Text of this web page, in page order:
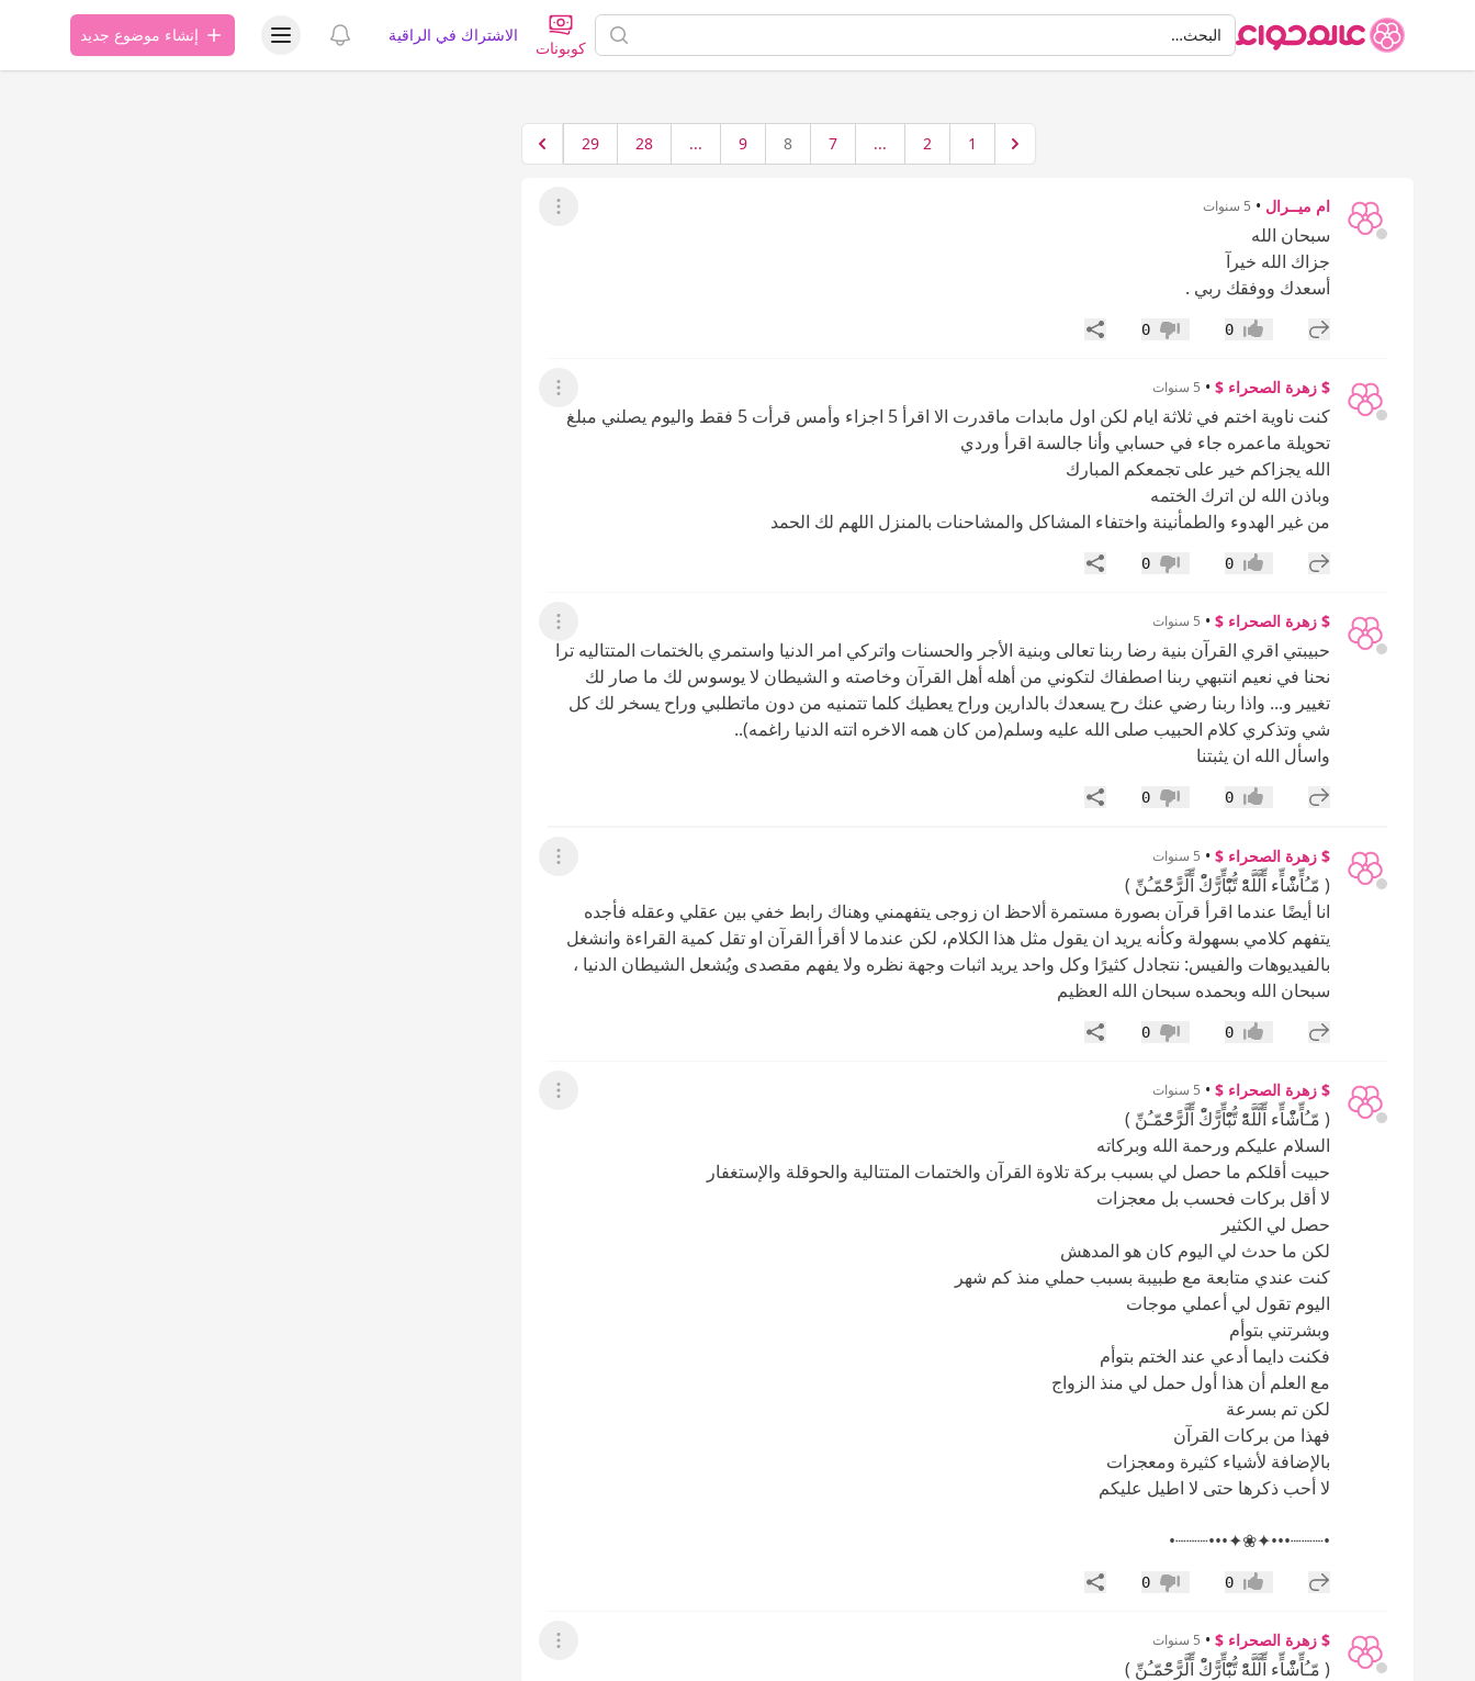
البحثالبحث…
كوبونات
الاشتراك في الراقية عرض الإشعاراتعرض قائمة المستخدمإنشاء موضوع جديد
1
2
...
7
8
9
...
28
29
ام ميــرال • 5 سنوات عرض القائمة
سبحان الله
جزاك الله خيرآ
أسعدك ووفقك ربي .
إضافة رد جديد
إعجاب0 عدم إعجاب
0 مشاركة
$ زهرة الصحراء $ • 5 سنوات عرض القائمة
كنت ناوية اختم في ثلاثة ايام لكن اول مابدات ماقدرت الا اقرأ 5 اجزاء وأمس قرأت 5 فقط واليوم يصلني مبلغ
تحويلة ماعمره جاء في حسابي وأنا جالسة اقرأ وردي
الله يجزاكم خير على تجمعكم المبارك
وباذن الله لن اترك الختمه
من غير الهدوء والطمأنينة واختفاء المشاكل والمشاحنات بالمنزل اللهم لك الحمد
إضافة رد جديد
إعجاب0 عدم إعجاب
0 مشاركة
$ زهرة الصحراء $ • 5 سنوات عرض القائمة
حبيبتي اقري القرآن بنية رضا ربنا تعالى وبنية الأجر والحسنات واتركي امر الدنيا واستمري بالختمات المتتاليه ترا
نحنا في نعيم انتبهي ربنا اصطفاك لتكوني من أهله أهل القرآن وخاصته و الشيطان لا يوسوس لك ما صار لك
تغيير و... واذا ربنا رضي عنك رح يسعدك بالدارين وراح يعطيك كلما تتمنيه من دون ماتطلبي وراح يسخر لك كل
شي وتذكري كلام الحبيب صلى الله عليه وسلم(من كان همه الاخره اتته الدنيا راغمه)..
واسأل الله ان يثبتنا
إضافة رد جديد
إعجاب0 عدم إعجاب
0 مشاركة
$ زهرة الصحراء $ • 5 سنوات عرض القائمة
( مّـُاٍّشّْاٍّء اٍّلَّلَّهّْ تُّبّْاٍّرًّكّْ اٍّلَّرًّحّْمّـُنِّ )
انا أيضًا عندما اقرأ قرآن بصورة مستمرة ألاحظ ان زوجى يتفهمني وهناك رابط خفي بين عقلي وعقله فأجده
يتفهم كلامي بسهولة وكأنه يريد ان يقول مثل هذا الكلام، لكن عندما لا أقرأ القرآن او تقل كمية القراءة وانشغل
بالفيديوهات والفيس: نتجادل كثيرًا وكل واحد يريد اثبات وجهة نظره ولا يفهم مقصدى ويُشعل الشيطان الدنيا ،
سبحان الله وبحمده سبحان الله العظيم
إضافة رد جديد
إعجاب0 عدم إعجاب
0 مشاركة
$ زهرة الصحراء $ • 5 سنوات عرض القائمة
( مّـُاٍّشّْاٍّء اٍّلَّلَّهّْ تُّبّْاٍّرًّكّْ اٍّلَّرًّحّْمّـُنِّ )
السلام عليكم ورحمة الله وبركاته
حبيت أقلكم ما حصل لي بسبب بركة تلاوة القرآن والختمات المتتالية والحوقلة والإستغفار
لا أقل بركات فحسب بل معجزات
حصل لي الكثير
لكن ما حدث لي اليوم كان هو المدهش
كنت عندي متابعة مع طبيبة بسبب حملي منذ كم شهر
اليوم تقول لي أعملي موجات
وبشرتني بتوأم
فكنت دايما أدعي عند الختم بتوأم
مع العلم أن هذا أول حمل لي منذ الزواج
لكن تم بسرعة
فهذا من بركات القرآن
بالإضافة لأشياء كثيرة ومعجزات
لا أحب ذكرها حتى لا اطيل عليكم
•┈┈┈•••✦❀✦•••┈┈┈•
إضافة رد جديد
إعجاب0 عدم إعجاب
0 مشاركة
$ زهرة الصحراء $ • 5 سنوات عرض القائمة
( مّـُاٍّشّْاٍّء اٍّلَّلَّهّْ تُّبّْاٍّرًّكّْ اٍّلَّرًّحّْمّـُنِّ )